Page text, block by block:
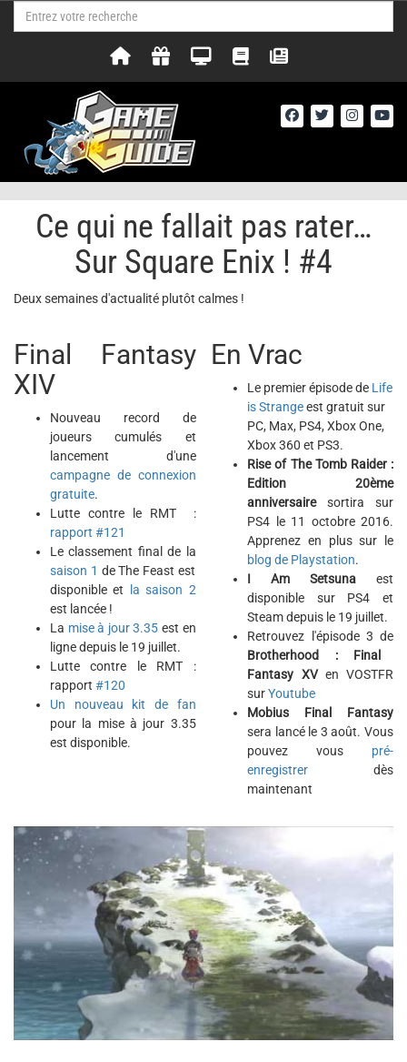
Ce qui ne fallait pas rater…
Sur Square Enix ! #4
Deux semaines d'actualité plutôt calmes !
Final Fantasy
XIV
Nouveau record de
joueurs cumulés et
lancement d'une
campagne de connexion
gratuite.
Lutte contre le RMT :
rapport #121
Le classement final de la
saison 1 de The Feast est
disponible et
la saison 2
est lancée !
La mise à jour 3.35 est en
ligne depuis le 19 juillet.
Lutte contre le RMT :
rapport #120
Un nouveau kit de fan
pour la mise à jour 3.35
est disponible.
En Vrac
Le premier épisode de Life
is Strangeest gratuit sur
PC, Max, PS4, Xbox One,
Xbox 360 et PS3.
Rise of The Tomb Raider :
Edition 20ème
anniversairesortira sur
PS4 le 11 octobre 2016.
Apprenez en plus sur le
blog de Playstation.
I Am Setsuna est
disponible sur PS4 et
Steam depuis le 19 juillet.
Retrouvez l'épisode 3 de
Brotherhood : Final
Fantasy XVen VOSTFR
surYoutube
Mobius Final Fantasy
sera lancé le 3 août. Vous
pouvez vous pré-
enregistrer dès
maintenant